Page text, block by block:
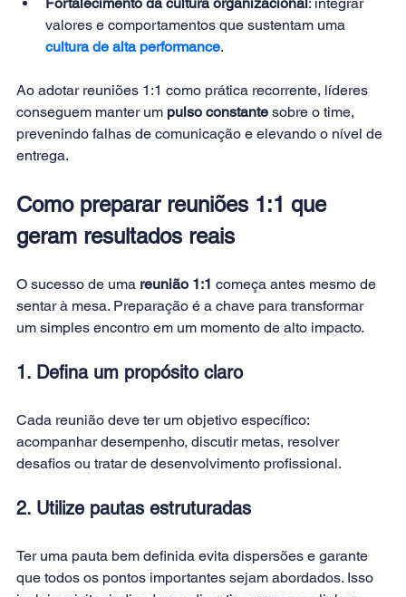
valores e comportamentos que sustentam uma
cultura de alta performance.
Ao adotar reuniões 1:1 como prática recorrente, líderes
conseguem manter um pulso constante sobre o time,
prevenindo falhas de comunicação e elevando o nível de
entrega.
Como preparar reuniões 1:1 que
geram resultados reais
O sucesso de uma reunião 1:1 começa antes mesmo de
sentar à mesa. Preparação é a chave para transformar
um simples encontro em um momento de alto impacto.
1. Defina um propósito claro
Cada reunião deve ter um objetivo específico:
acompanhar desempenho, discutir metas, resolver
desafios ou tratar de desenvolvimento profissional.
2. Utilize pautas estruturadas
Ter uma pauta bem definida evita dispersões e garante
que todos os pontos importantes sejam abordados. Isso